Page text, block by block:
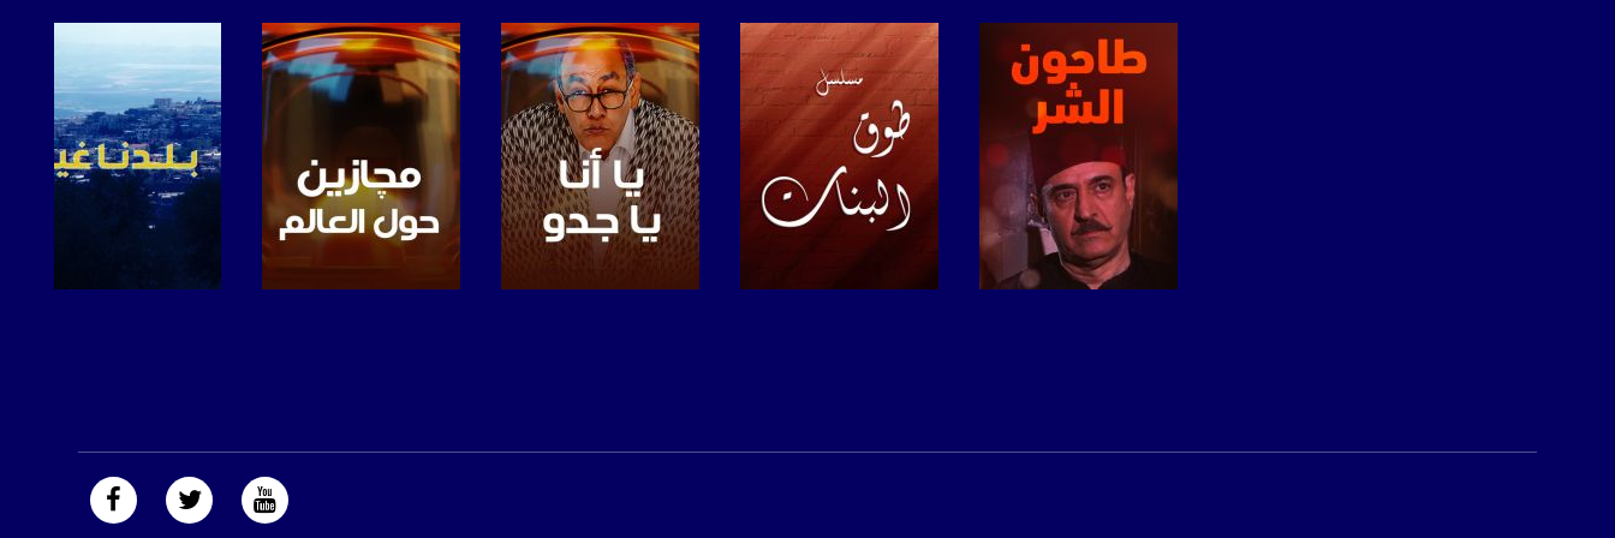
الموقع الالكتروني:
www.musawachannel.com
https://www.facebook.com/musawachannel
https://twitter.com/musawachannel
https://www.youtube.com/channel/UCwJbDUmIxc-JX8PX53ek2Zg/feed
غوغل+: